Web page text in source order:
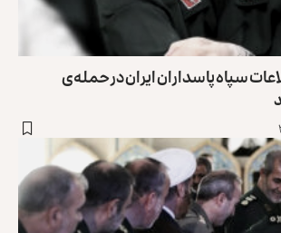
سپاه پاسداران ایران در حمله‌ی